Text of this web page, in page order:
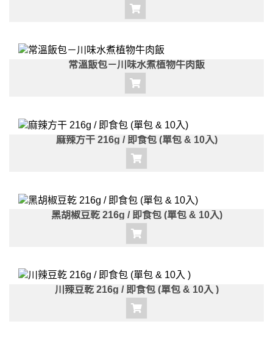
常溫飯包－川味水煮植物牛肉飯
麻辣方干 216g / 即食包 (單包 & 10入)
黑胡椒豆乾 216g / 即食包 (單包 & 10入)
川辣豆乾 216g / 即食包 (單包 & 10入 )